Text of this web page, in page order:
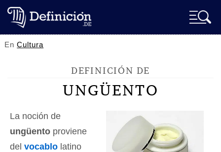
EnCultura
DEFINICIÓN DE
UNGÜENTO
La noción de
ungüento proviene
del vocablo latino